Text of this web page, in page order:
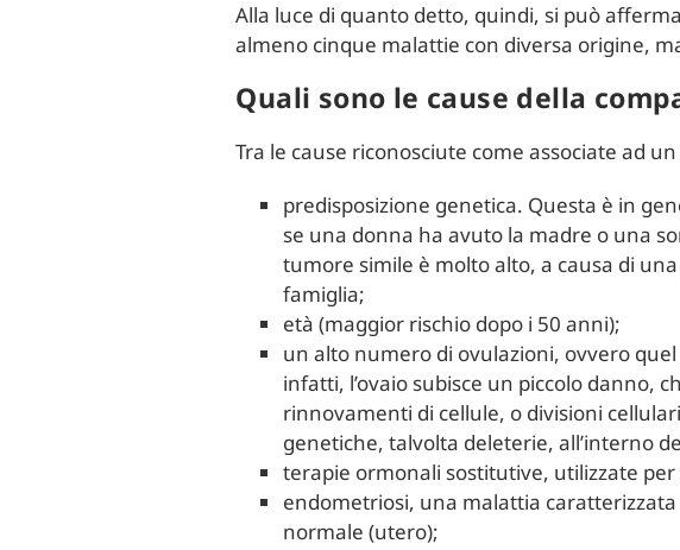
Alla luce di quanto detto, quindi, si può
almeno cinque malattie con diversa origine,
Quali sono le cause della
Tra le cause riconosciute come associate ad
predisposizione genetica. Questa è in
se una donna ha avuto la madre o una
tumore simile è molto alto, a causa di
famiglia;
età (maggior rischio dopo i 50 anni);
un alto numero di ovulazioni, ovvero
infatti, l’ovaio subisce un piccolo danno,
rinnovamenti di cellule, o divisioni
genetiche, talvolta deleterie, all’interno
terapie ormonali sostitutive, utilizzate
endometriosi, una malattia
normale (utero);